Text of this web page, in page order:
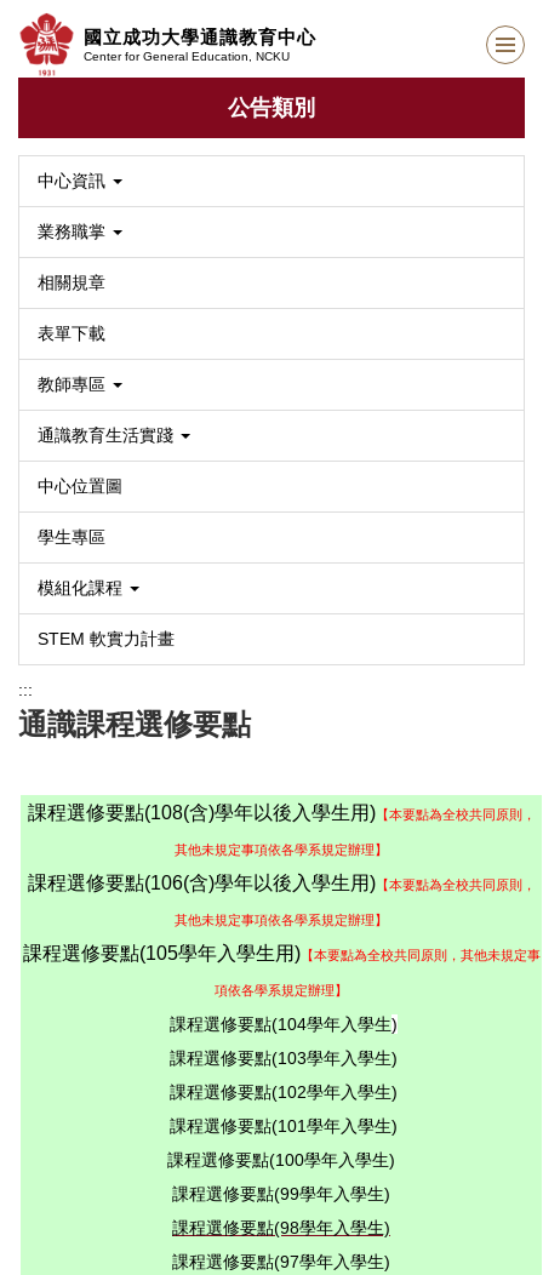
到
容
國立成功大學通識教育中心
Center for General Education, NCKU
公告類別
中心資訊
業務職掌
相關規章
表單下載
教師專區
通識教育生活實踐
中心位置圖
學生專區
模組化課程
STEM 軟實力計畫
:::
通識課程選修要點
課程選修要點(108(含)學年以後入學生用)【本要點為全校共同原則，
其他未規定事項依各學系規定辦理】
課程選修要點(106(含)學年以後入學生用)【本要點為全校共同原則，
其他未規定事項依各學系規定辦理】
課程選修要點(105學年入學生用)【本要點為全校共同原則，其他未規定事
項依各學系規定辦理】
課程選修要點(104學年入學生)
課程選修要點(103學年入學生)
課程選修要點(102學年入學生)
課程選修要點(101學年入學生)
課程選修要點(100學年入學生)
課程選修要點(99學年入學生)
課程選修要點(98學年入學生)
課程選修要點(97學年入學生)